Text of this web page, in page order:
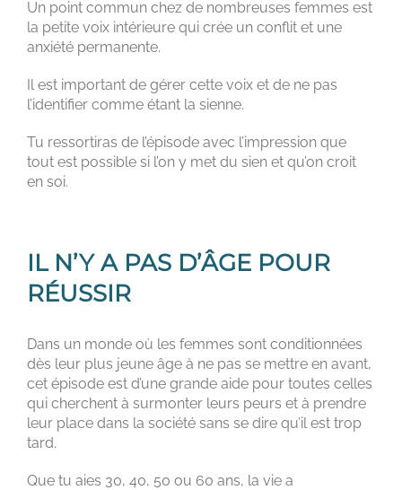
Un point commun chez de nombreuses femmes est
la petite voix intérieure qui crée un conflit et une
anxiété permanente.
Il est important de gérer cette voix et de ne pas
l’identifier comme étant la sienne.
Tu ressortiras de l’épisode avec l’impression que
tout est possible si l’on y met du sien et qu’on croit
en soi.
IL N’Y A PAS D’ÂGE POUR
RÉUSSIR
Dans un monde où les femmes sont conditionnées
dès leur plus jeune âge à ne pas se mettre en avant,
cet épisode est d’une grande aide pour toutes celles
qui cherchent à surmonter leurs peurs et à prendre
leur place dans la société sans se dire qu’il est trop
tard.
Que tu aies 30, 40, 50 ou 60 ans, la vie a